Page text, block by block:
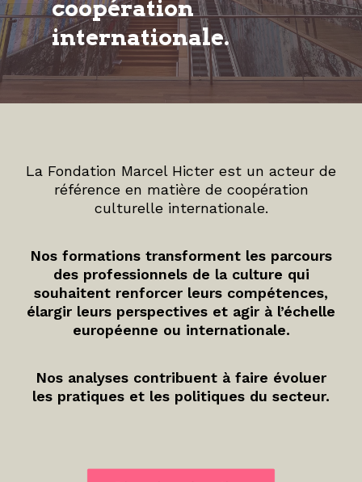
coopération
internationale.
La Fondation Marcel Hicter est un acteur de
référence en matière de coopération
culturelle internationale.
Nos formations transforment les parcours
des professionnels de la culture qui
souhaitent renforcer leurs compétences,
élargir leurs perspectives et agir à l’échelle
européenne ou internationale.
Nos analyses contribuent à faire évoluer
les pratiques et les politiques du secteur.